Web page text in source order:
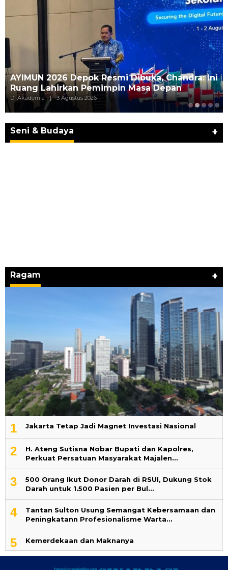
AYIMUN 2026 Depok Resmi Dibuka, Chandra: Ini
Ruang Lahirkan Pemimpin Masa Depan
Di Akademia | 3 Agustus 2026
Seni & Budaya +
JURNAL MATARUMA 2026 MENGUSUNG
SEMANGAT “BELAJAR DARI WARISAN,
BERKARYA UNTUK PE…
Ragam +
1 Jakarta Tetap Jadi Magnet Investasi Nasional
2
H. Ateng Sutisna Nobar Bupati dan Kapolres,
Perkuat Persatuan Masyarakat Majalen…
3
500 Orang Ikut Donor Darah di RSUI, Dukung Stok
Darah untuk 1.500 Pasien per Bul…
4
‎Tantan Sulton Usung Semangat Kebersamaan dan
Peningkatann Profesionalisme Warta…
5 Kemerdekaan dan Maknanya